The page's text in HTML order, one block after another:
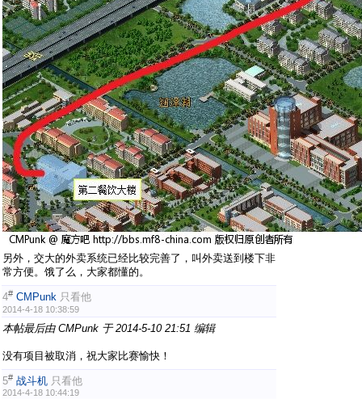
另外，交大的外卖系统已经比较完善了，叫外卖送到楼下非
常方便。饿了么，大家都懂的。
4# CMPunk 只看他
2014-4-18 10:38:59
本帖最后由 CMPunk 于 2014-5-10 21:51 编辑
没有项目被取消，祝大家比赛愉快！
5# 战斗机 只看他
2014-4-18 10:44:19